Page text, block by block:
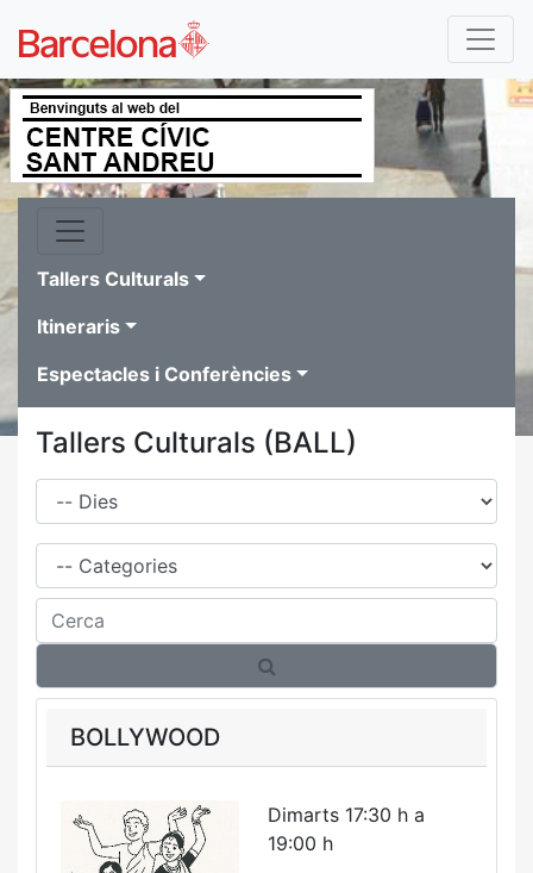
Tallers Culturals
Itineraris
Espectacles i Conferències
Tallers Culturals (BALL)
Dies
Família
Cerca
BOLLYWOOD
Dimarts 17:30 h a
19:00 h